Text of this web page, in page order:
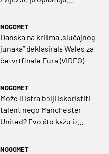
najboljeg igrača maštaju o
čudu (GRAFIKA)
NOGOMET
Danska na krilima „slučajnog
junaka“ deklasirala Wales za
četvrtfinale Eura (VIDEO)
NOGOMET
Može li Istra bolji iskoristiti
talent nego Manchester
United? Evo što kažu iz
NOGOMET